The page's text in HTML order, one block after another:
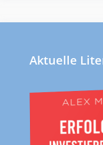
Aktuelle